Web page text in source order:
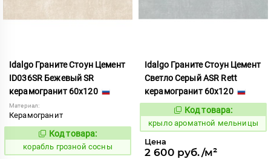
Idalgo Граните Стоун Цемент
ID036SR Бежевый SR
керамогранит 60x120
Материал:
Керамогранит
768472
Код товара:
корабль грозной сосны
Idalgo Граните Стоун Цемент
Светло Серый ASR Rett
керамогранит 60x120
828424
Код товара:
крыло ароматной мельницы
Цена
2 600 руб./м²